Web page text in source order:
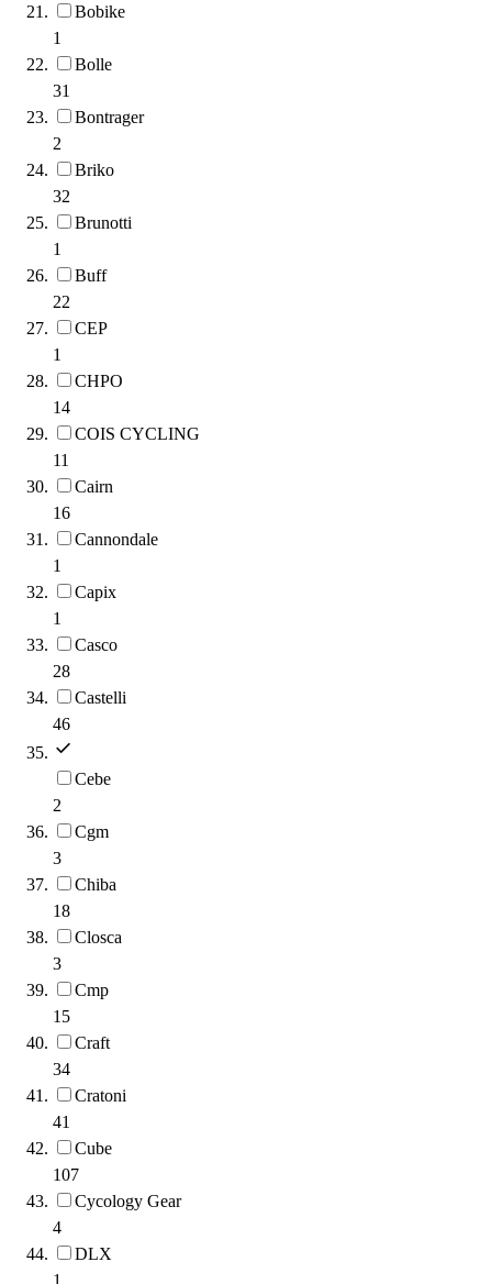
Bobike
1
Bolle
31
Bontrager
2
Briko
32
Brunotti
1
Buff
22
CEP
1
CHPO
14
COIS CYCLING
11
Cairn
16
Cannondale
1
Capix
1
Casco
28
Castelli
46
Cebe
2
Cgm
3
Chiba
18
Closca
3
Cmp
15
Craft
34
Cratoni
41
Cube
107
Cycology Gear
4
DLX
1